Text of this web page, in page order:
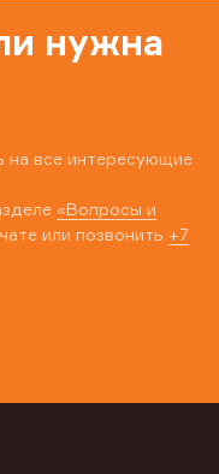
нужна
на все интересующие
«Вопросы и
или позвонить +7